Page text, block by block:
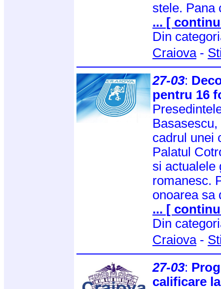
stele. Pana
... [
Din
Craiova-
27-03:
pentru 16
cadrul unei
Palatul
si actualele
romanesc.
onoarea sa
... [
Din
Craiova-
27-03:
calificare